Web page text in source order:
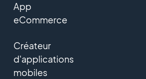
App
eCommerce
Créateur
d'applications
mobiles